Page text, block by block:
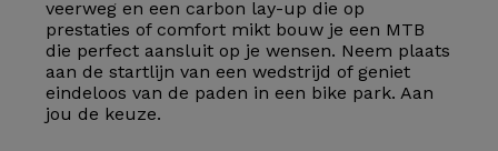
veerweg en een carbon lay-up die op
prestaties of comfort mikt bouw je een MTB
die perfect aansluit op je wensen. Neem plaats
aan de startlijn van een wedstrijd of geniet
eindeloos van de paden in een bike park. Aan
jou de keuze.